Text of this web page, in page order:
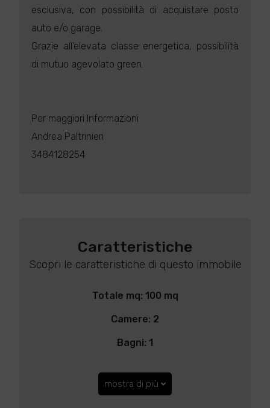
esclusiva, con possibilità di acquistare posto
auto e/o garage.
Grazie all'elevata classe energetica, possibilità
di mutuo agevolato green.
Per maggiori Informazioni
Andrea Paltrinieri
3484128254
Caratteristiche
Scopri le caratteristiche di questo immobile
Totale mq: 100 mq
Camere: 2
Bagni: 1
mostra di più